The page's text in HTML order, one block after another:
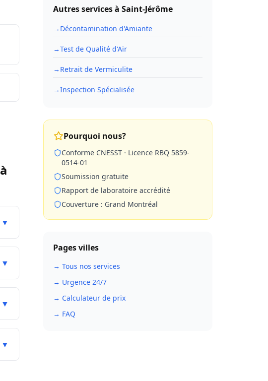
à
▼
▼
▼
▼
Autres services à Saint-Jérôme
→ Décontamination d'Amiante
→Test de Qualité d'Air
→ Retrait de Vermiculite
→Inspection Spécialisée
Pourquoi nous?
Conforme CNESST · Licence RBQ 5859-
0514-01
Soumission gratuite
Rapport de laboratoire accrédité
Couverture : Grand Montréal
Pages villes
→ Tous nos services
→ Urgence 24/7
→ Calculateur de prix
→ FAQ